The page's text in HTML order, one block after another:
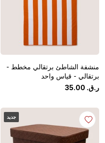
منشفة الشاطئ برتقالي مخطط -
برتقالي - قياس واحد
ر.ق.
35.00
جديد